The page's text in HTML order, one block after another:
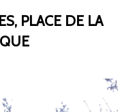
PLACE DE LA